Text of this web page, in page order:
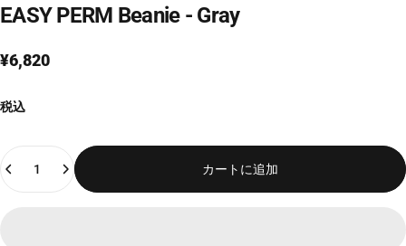
EASY PERM Beanie - Gray
¥6,820
税込
Quantity
カートに追加